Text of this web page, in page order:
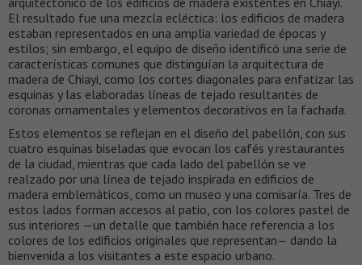
El resultado fue una mezcla ecléctica: los edificios de madera
estaban representados en una amplia variedad de épocas y
estilos; sin embargo, el equipo de diseño identificó una serie de
características comunes que distinguían la arquitectura de
madera de Chiayi, como los cortes diagonales para enfatizar las
esquinas y las elaboradas líneas de tejado resultantes de
coronas ornamentales y elementos decorativos en la fachada.
Estos elementos se reflejan en el diseño del pabellón, con sus
cuatro esquinas biseladas que evocan los cafés y restaurantes
de la ciudad, mientras que cada lado del pabellón se ve
realzado por una línea de tejado inspirada en edificios de
madera emblemáticos, como un museo y una comisaría. Tres de
estos lados forman accesos al patio, con los colores pastel de
sus interiores —un detalle que también hace referencia a los
colores de los edificios originales que representan— dando la
bienvenida a los visitantes a este espacio urbano.